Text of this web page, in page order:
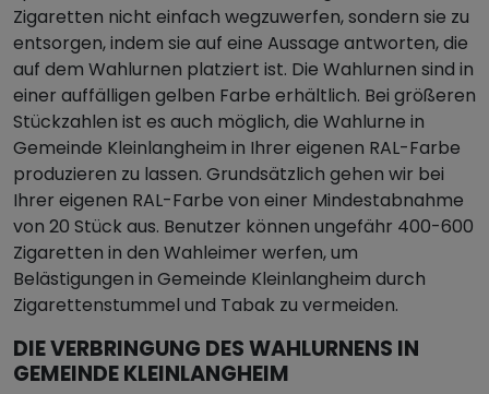
Zigaretten nicht einfach wegzuwerfen, sondern sie zu
entsorgen, indem sie auf eine Aussage antworten, die
auf dem Wahlurnen platziert ist. Die Wahlurnen sind in
einer auffälligen gelben Farbe erhältlich. Bei größeren
Stückzahlen ist es auch möglich, die Wahlurne in
Gemeinde Kleinlangheim in Ihrer eigenen RAL-Farbe
produzieren zu lassen. Grundsätzlich gehen wir bei
Ihrer eigenen RAL-Farbe von einer Mindestabnahme
von 20 Stück aus. Benutzer können ungefähr 400-600
Zigaretten in den Wahleimer werfen, um
Belästigungen in Gemeinde Kleinlangheim durch
Zigarettenstummel und Tabak zu vermeiden.
DIE VERBRINGUNG DES WAHLURNENS IN
GEMEINDE KLEINLANGHEIM